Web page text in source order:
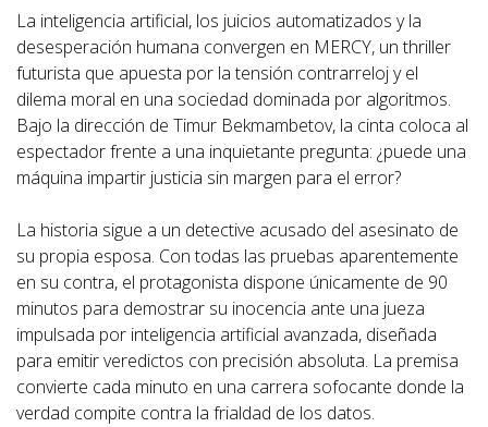
La inteligencia artificial, los juicios automatizados y la
desesperación humana convergen en MERCY, un thriller
futurista que apuesta por la tensión contrarreloj y el
dilema moral en una sociedad dominada por algoritmos.
Bajo la dirección de Timur Bekmambetov, la cinta coloca al
espectador frente a una inquietante pregunta: ¿puede una
máquina impartir justicia sin margen para el error?
La historia sigue a un detective acusado del asesinato de
su propia esposa. Con todas las pruebas aparentemente
en su contra, el protagonista dispone únicamente de 90
minutos para demostrar su inocencia ante una jueza
impulsada por inteligencia artificial avanzada, diseñada
para emitir veredictos con precisión absoluta. La premisa
convierte cada minuto en una carrera sofocante donde la
verdad compite contra la frialdad de los datos.